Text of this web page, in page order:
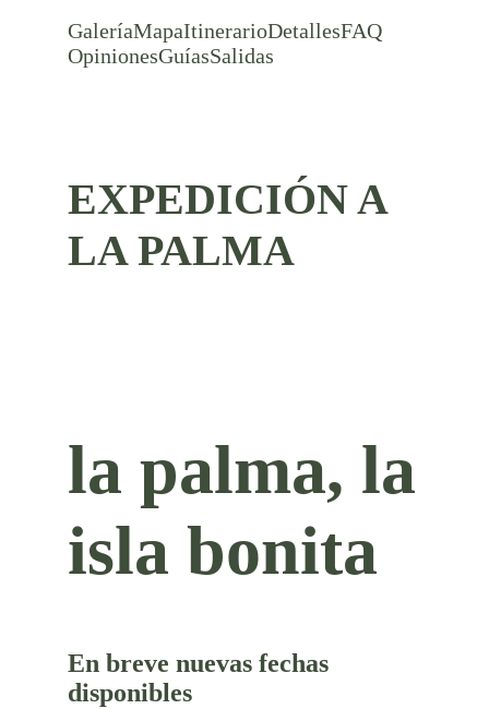
GaleríaMapaItinerarioDetallesFAQ
OpinionesGuíasSalidas
EXPEDICIÓN A
LA PALMA
la palma, la
isla bonita
En breve nuevas fechas
disponibles